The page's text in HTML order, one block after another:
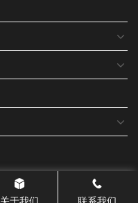
关于我们 联系我们